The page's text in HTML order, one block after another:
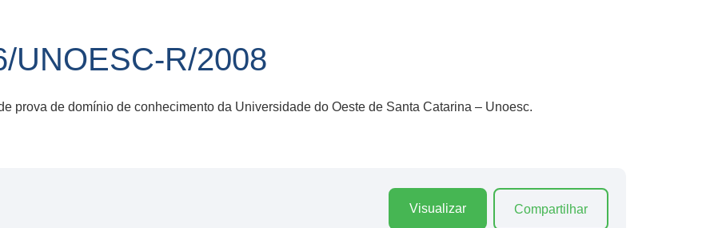
UNOESC-R/2008
prova de domínio de conhecimento da Universidade do Oeste de Santa Catarina – Unoesc.
Visualizar Compartilhar